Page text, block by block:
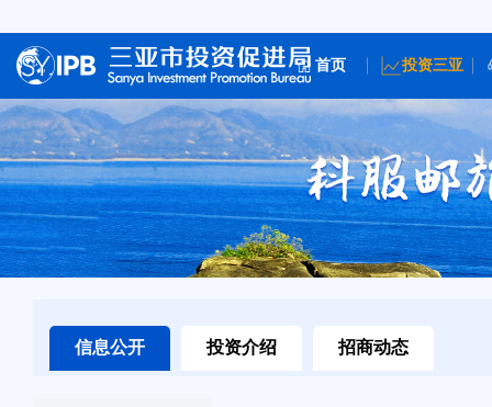
首页 投资三亚
信息公开 投资介绍 招商动态